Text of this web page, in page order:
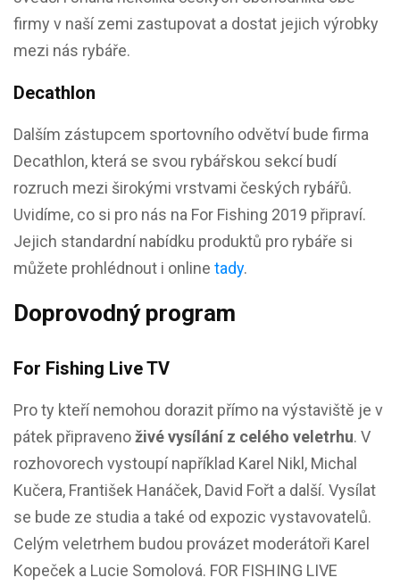
firmy v naší zemi zastupovat a dostat jejich výrobky
mezi nás rybáře.
Decathlon
Dalším zástupcem sportovního odvětví bude firma
Decathlon, která se svou rybářskou sekcí budí
rozruch mezi širokými vrstvami českých rybářů.
Uvidíme, co si pro nás na For Fishing 2019 připraví.
Jejich standardní nabídku produktů pro rybáře si
můžete prohlédnout i online tady.
Doprovodný program
For Fishing Live TV
Pro ty kteří nemohou dorazit přímo na výstaviště je v
pátek připravenoživé vysílání z celého veletrhu. V
rozhovorech vystoupí například Karel Nikl, Michal
Kučera, František Hanáček, David Fořt a další. Vysílat
se bude ze studia a také od expozic vystavovatelů.
Celým veletrhem budou provázet moderátoři Karel
Kopeček a Lucie Somolová. FOR FISHING LIVE